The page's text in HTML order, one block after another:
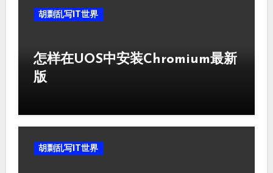
胡剽乱写IT世界
怎样在UOS中安装Chromium最新
版
胡剽乱写IT世界